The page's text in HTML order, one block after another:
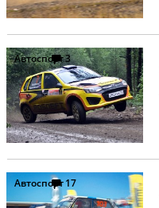
Автоспорт3
Автоспорт17